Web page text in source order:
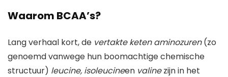
Waarom BCAA’s?
Lang verhaal kort, de vertakte keten aminozuren(zo
genoemd vanwege hun boomachtige chemische
structuur) leucine, isoleucineen valinezijn in het